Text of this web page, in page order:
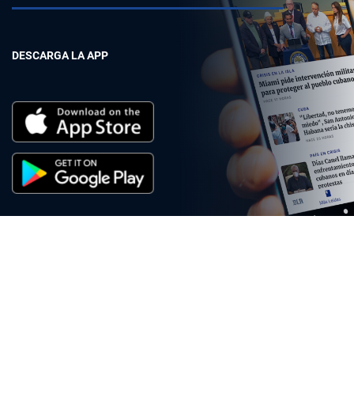
DESCARGA LA APP